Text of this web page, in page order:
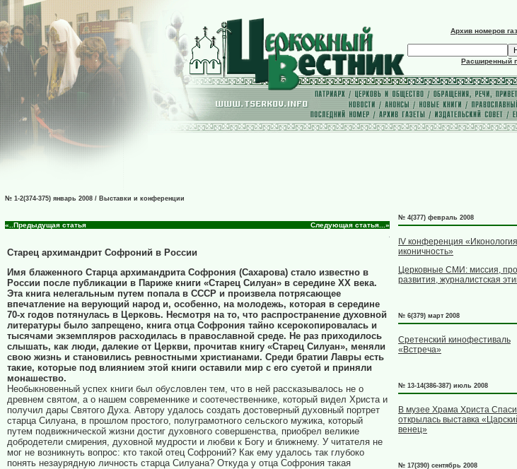
Архив номеров
Расширенный
№ 1-2(374-375) январь 2008 / Выставки и конференции
«..Предыдущая статья Следующая статья...»
Старец архимандрит Софроний в России
Имя блаженного Старца архимандрита Софрония (Сахарова) стало известно в
России после публикации в Париже книги «Старец Силуан» в середине ХХ века.
Эта книга нелегальным путем попала в СССР и произвела потрясающее
впечатление на верующий народ и, особенно, на молодежь, которая в середине
70-х годов потянулась в Церковь. Несмотря на то, что распространение духовной
литературы было запрещено, книга отца Софрония тайно ксерокопировалась и
тысячами экземпляров расходилась в православной среде. Не раз приходилось
слышать, как люди, далекие от Церкви, прочитав книгу «Старец Силуан», меняли
свою жизнь и становились ревностными христианами. Среди братии Лавры есть
такие, которые под влиянием этой книги оставили мир с его суетой и приняли
монашество.
Необыкновенный успех книги был обусловлен тем, что в ней рассказывалось не о
древнем святом, а о нашем современнике и соотечественнике, который видел Христа и
получил дары Святого Духа. Автору удалось создать достоверный духовный портрет
старца Силуана, в прошлом простого, полуграмотного сельского мужика, который
путем подвижнической жизни достиг духовного совершенства, приобрел великие
добродетели смирения, духовной мудрости и любви к Богу и ближнему. У читателя не
мог не возникнуть вопрос: кто такой отец Софроний? Как ему удалось так глубоко
понять незаурядную личность старца Силуана? Откуда у отца Софрония такая
№ 4(377) февраль 2008
IV конференция
иконичность»
Церковные СМИ: миссия,
развития, журналистская
№ 6(379) март 2008
Сретенский кинофестиваль
«Встреча»
№ 13-14(386-387) июль 2008
В музее Храма Христа
открылась выставка
венец»
№ 17(390) сентябрь 2008